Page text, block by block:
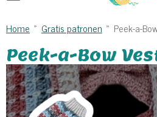
Home » Gratis patronen » Peek-a-
Peek-a-Bow